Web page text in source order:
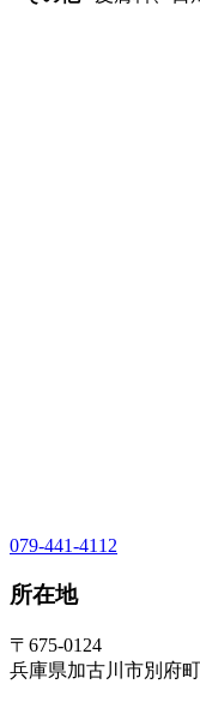
079-441-4112
所在地
〒675-0124
兵庫県加古川市別府町